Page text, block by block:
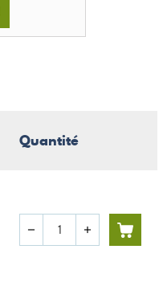
Quantité
Quantité
remove add